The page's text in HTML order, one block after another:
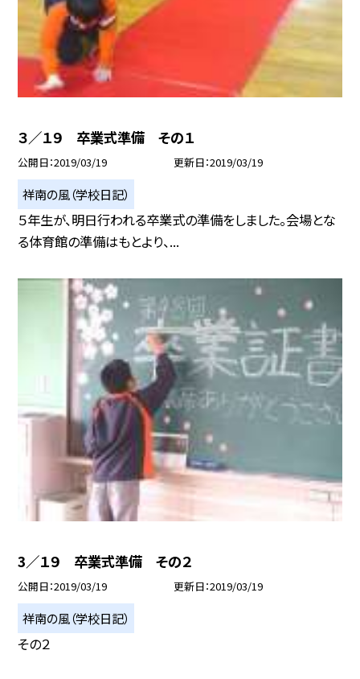
３／１９ 卒業式準備 その１
公開日 2019/03/19 更新日 2019/03/19
祥南の風（学校日記）
５年生が、明日行われる卒業式の準備をしました。会場とな
る体育館の準備はもとより、...
3／１９ 卒業式準備 その２
公開日 2019/03/19 更新日 2019/03/19
祥南の風（学校日記）
その２